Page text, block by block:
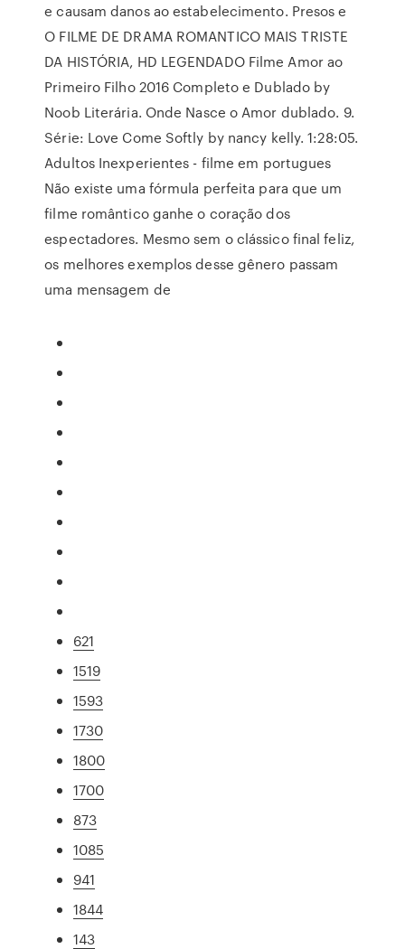
e causam danos ao estabelecimento. Presos e
O FILME DE DRAMA ROMANTICO MAIS TRISTE
DA HISTÓRIA, HD LEGENDADO Filme Amor ao
Primeiro Filho 2016 Completo e Dublado by
Noob Literária. Onde Nasce o Amor dublado. 9.
Série: Love Come Softly by nancy kelly. 1:28:05.
Adultos Inexperientes - filme em portugues
Não existe uma fórmula perfeita para que um
filme romântico ganhe o coração dos
espectadores. Mesmo sem o clássico final feliz,
os melhores exemplos desse gênero passam
uma mensagem de
621
1519
1593
1730
1800
1700
873
1085
941
1844
143